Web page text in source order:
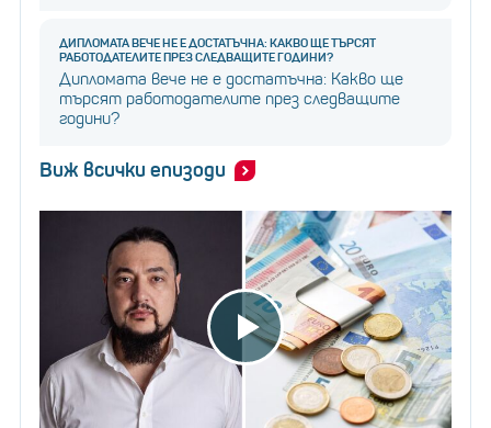
ДИПЛОМАТА ВЕЧЕ НЕ Е ДОСТАТЪЧНА: КАКВО ЩЕ ТЪРСЯТ
РАБОТОДАТЕЛИТЕ ПРЕЗ СЛЕДВАЩИТЕ ГОДИНИ?
Дипломата вече не е достатъчна: Какво ще
търсят работодателите през следващите
години?
Виж всички епизоди